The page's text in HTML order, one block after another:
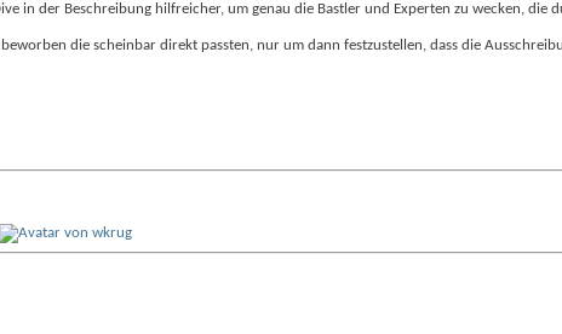
in der Beschreibung hilfreicher, um genau die Bastler und Experten zu wecken, die
die scheinbar direkt passten, nur um dann festzustellen, dass die